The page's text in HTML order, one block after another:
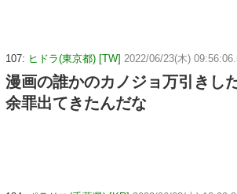
107: ヒドラ(東京都) [TW] 2022/06/23(木)
漫画の誰かのカノジョ万引きし
余罪出てきたんだな